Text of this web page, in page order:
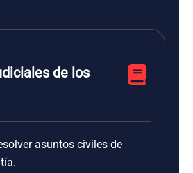
de los
asuntos civiles de